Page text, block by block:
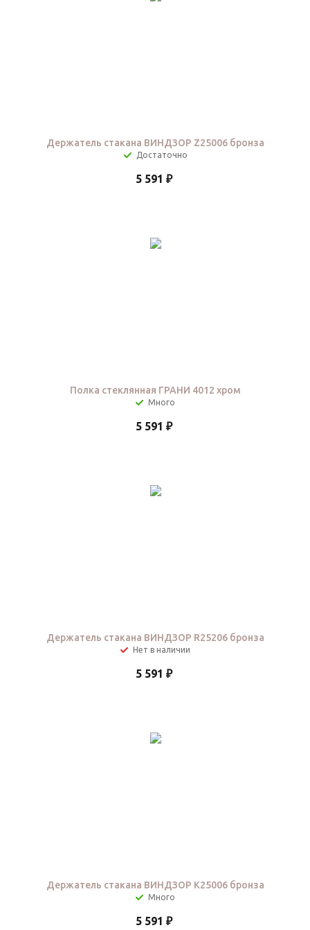
Держатель стакана ВИНДЗОР Z25006 бронза
Достаточно
5 591 ₽
Полка стеклянная ГРАНИ 4012 хром
5 591 ₽
Держатель стакана ВИНДЗОР R25206 бронза
Нет в наличии
5 591 ₽
Держатель стакана ВИНДЗОР K25006 бронза
5 591 ₽